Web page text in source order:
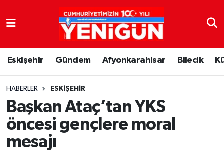
Eskişehir Gündem Afyonkarahisar Bilecik
HABERLER ESKIŞEHIR
Başkan Ataç’tan YKS
öncesi gençlere moral
mesajı
Nöbetçi Eczaneler
Hava Durumu
Trafik Durumu
Süper Lig Puan Durumu ve Fikstür
Tüm Manşetler